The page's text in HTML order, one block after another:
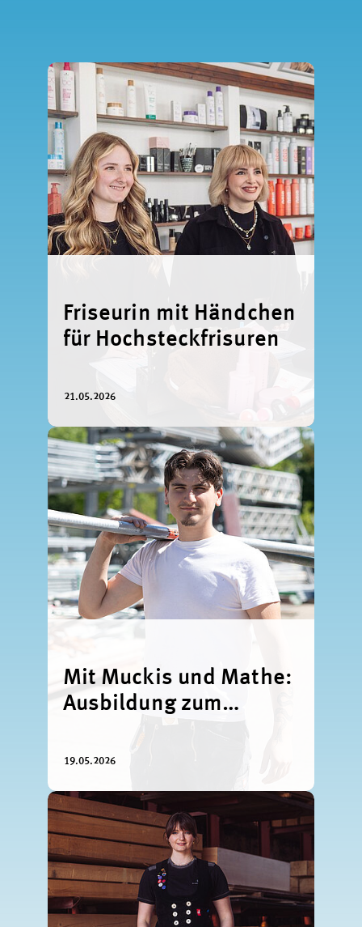
Friseurin mit Händchen
für Hochsteckfrisuren
21.05.2026
Mit Muckis und Mathe:
Ausbildung zum
Gerüstbauer
19.05.2026